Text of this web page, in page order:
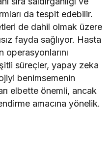
da tespit edebilir.
de dahil olmak üzere
fayda sağlıyor. Hasta
operasyonlarını
süreçler, yapay zeka
benimsemenin
elbette önemli, ancak
amacına yönelik.